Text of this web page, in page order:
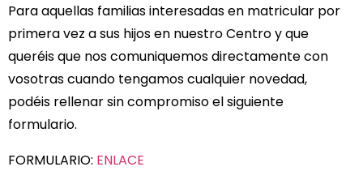
Para aquellas familias interesadas en matricular por
primera vez a sus hijos en nuestro Centro y que
queréis que nos comuniquemos directamente con
vosotras cuando tengamos cualquier novedad,
podéis rellenar sin compromiso el siguiente
formulario.
FORMULARIO: ENLACE